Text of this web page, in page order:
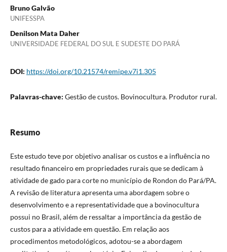
Bruno Galvão
UNIFESSPA
Denilson Mata Daher
UNIVERSIDADE FEDERAL DO SUL E SUDESTE DO PARÁ
DOI: https://doi.org/10.21574/remipe.v7i1.305
Palavras-chave: Gestão de custos. Bovinocultura. Produtor rural.
Resumo
Este estudo teve por objetivo analisar os custos e a influência no
resultado financeiro em propriedades rurais que se dedicam à
atividade de gado para corte no município de Rondon do Pará/PA.
A revisão de literatura apresenta uma abordagem sobre o
desenvolvimento e a representatividade que a bovinocultura
possui no Brasil, além de ressaltar a importância da gestão de
custos para a atividade em questão. Em relação aos
procedimentos metodológicos, adotou-se a abordagem